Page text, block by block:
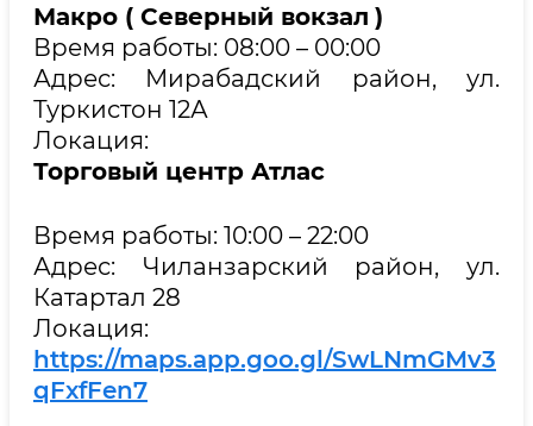
Макро ( Северный вокзал )
Время работы: 08:00 – 00:00
Адрес: Мирабадский район, ул.
Туркистон 12А
Локация:
Торговый центр Атлас
Время работы: 10:00 – 22:00
Адрес: Чиланзарский район, ул.
Катартал 28
Локация:
https://maps.app.goo.gl/SwLNmGMv3
qFxfFen7